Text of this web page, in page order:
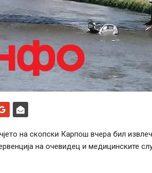
на скопски Карпош вчера бил
на очевидец и медицинските